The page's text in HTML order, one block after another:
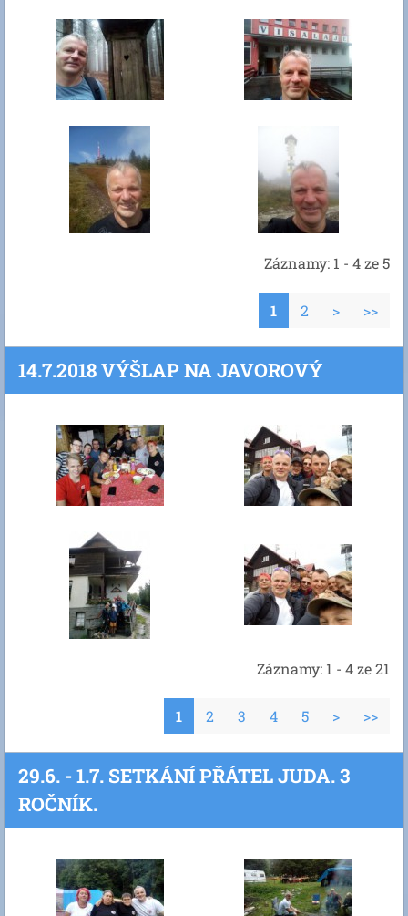
Záznamy: 1 - 4 ze 5
1 2 > >>
14.7.2018 VÝŠLAP NA JAVOROVÝ
Záznamy: 1 - 4 ze 21
1 2 3 4 5 > >>
29.6. - 1.7. SETKÁNÍ PŘÁTEL JUDA. 3
ROČNÍK.